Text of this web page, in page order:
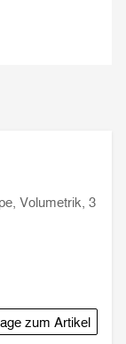
Volumetrik, 3
zum Artikel